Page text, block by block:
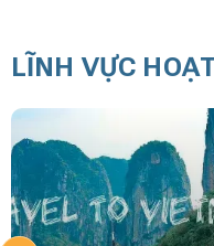
LĨNH VỰC